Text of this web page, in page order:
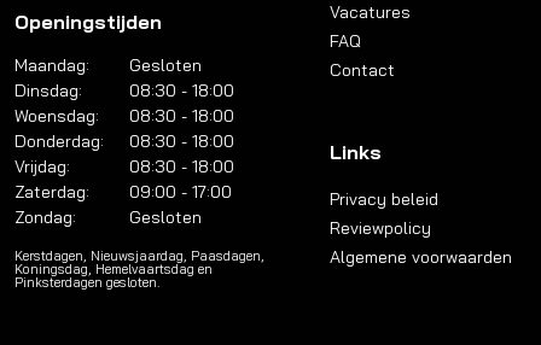
Openingstijden
Maandag:
Gesloten
Dinsdag:
08:30 - 18:00
Woensdag:
08:30 - 18:00
Donderdag:
08:30 - 18:00
Vrijdag:
08:30 - 18:00
Zaterdag:
09:00 - 17:00
Zondag:
Gesloten
Kerstdagen, Nieuwsjaardag, Paasdagen,
Koningsdag, Hemelvaartsdag en
Pinksterdagen gesloten.
Vacatures
FAQ
Contact
Links
Privacy beleid
Reviewpolicy
Algemene voorwaarden